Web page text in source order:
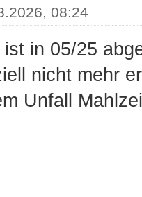
08:24
ist in 05/25
nicht mehr
Unfall